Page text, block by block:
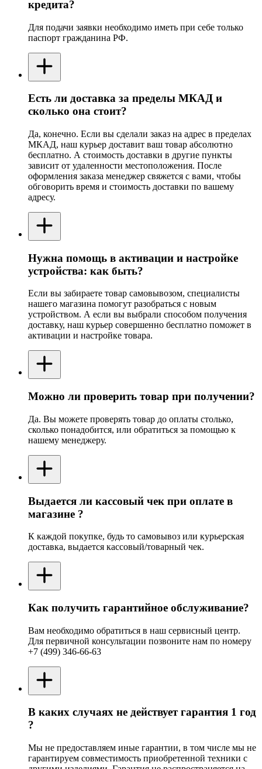
кредита?
Для подачи заявки необходимо иметь при себе только
паспорт гражданина РФ.
Есть ли доставка за пределы МКАД и
сколько она стоит?
Да, конечно. Если вы сделали заказ на адрес в пределах
МКАД, наш курьер доставит ваш товар абсолютно
бесплатно. А стоимость доставки в другие пункты
зависит от удаленности местоположения. После
оформления заказа менеджер свяжется с вами, чтобы
обговорить время и стоимость доставки по вашему
адресу.
Нужна помощь в активации и настройке
устройства: как быть?
Если вы забираете товар самовывозом, специалисты
нашего магазина помогут разобраться с новым
устройством. А если вы выбрали способом получения
доставку, наш курьер совершенно бесплатно поможет в
активации и настройке товара.
Можно ли проверить товар при получении?
Да. Вы можете проверять товар до оплаты столько,
сколько понадобится, или обратиться за помощью к
нашему менеджеру.
Выдается ли кассовый чек при оплате в
магазине ?
К каждой покупке, будь то самовывоз или курьерская
доставка, выдается кассовый/товарный чек.
Как получить гарантийное обслуживание?
Вам необходимо обратиться в наш сервисный центр.
Для первичной консультации позвоните нам по номеру
+7 (499) 346-66-63
В каких случаях не действует гарантия 1 год
?
Мы не предоставляем иные гарантии, в том числе мы не
гарантируем совместимость приобретенной техники с